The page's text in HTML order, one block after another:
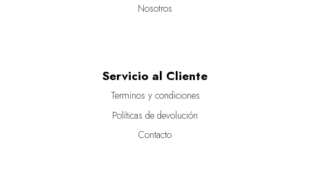
Nosotros
Servicio al Cliente
Terminos y condiciones
Políticas de devolución
Contacto